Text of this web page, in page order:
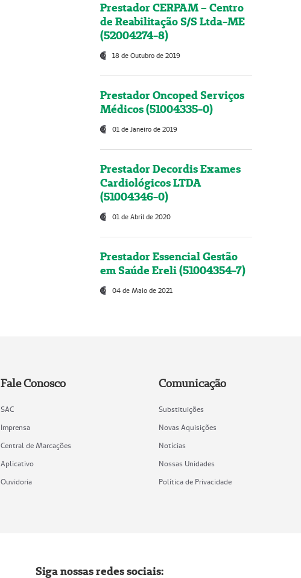
Prestador CERPAM – Centro
de Reabilitação S/S Ltda-ME
(52004274-8)
18 de Outubro de 2019
Prestador Oncoped Serviços
Médicos (51004335-0)
01 de Janeiro de 2019
Prestador Decordis Exames
Cardiológicos LTDA
(51004346-0)
01 de Abril de 2020
Prestador Essencial Gestão
em Saúde Ereli (51004354-7)
04 de Maio de 2021
Fale Conosco
SAC
Imprensa
Central de Marcações
Aplicativo
Ouvidoria
Comunicação
Substituições
Novas Aquisições
Notícias
Nossas Unidades
Política de Privacidade
Siga nossas redes sociais: